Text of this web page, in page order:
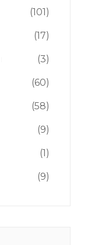
(101)
(17)
(3)
(60)
(58)
(9)
(1)
(9)